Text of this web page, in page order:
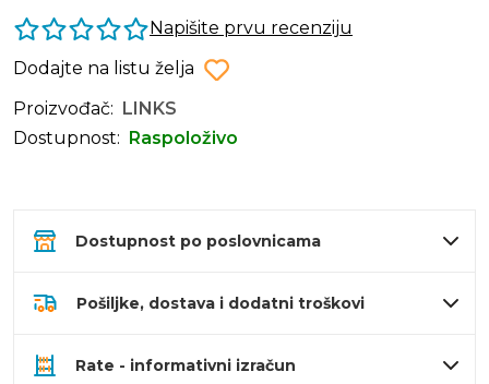
Napišite prvu recenziju
Dodajte na listu želja
Proizvođač:
LINKS
Dostupnost:
Raspoloživo
Dostupnost po poslovnicama
Pošiljke, dostava i dodatni troškovi
Rate - informativni izračun